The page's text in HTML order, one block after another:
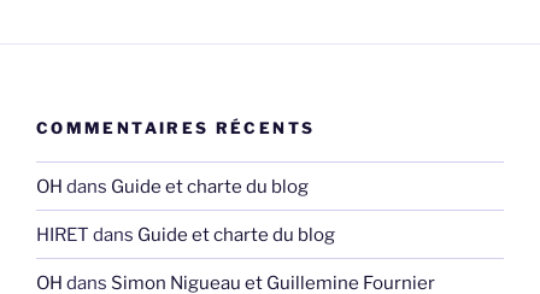
COMMENTAIRES RÉCENTS
OH dans Guide et charte du blog
HIRET dans Guide et charte du blog
OH dans Simon Nigueau et Guillemine Fournier